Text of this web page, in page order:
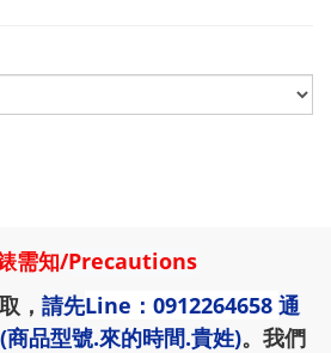
需知/Precautions
， 請先Line：0912264658 通
品型號.來的時間.貴姓)。我們